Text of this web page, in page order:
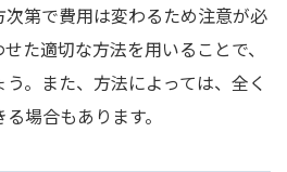
第で費用は変わるため注意が必
た適切な方法を用いることで、
。また、方法によっては、全く
場合もあります。